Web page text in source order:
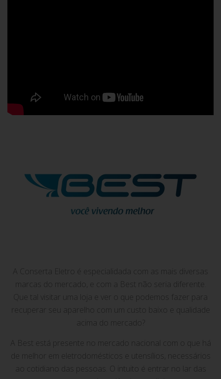
A Conserta Eletro é especialidada com as mais diversas
marcas do mercado, e com a Best não seria diferente.
Que tal visitar uma loja e ver o que podemos fazer para
recuperar seu aparelho com um custo baixo e qualidade
acima do mercado?
A Best está presente no mercado nacional com o que há
de melhor em eletrodomésticos e utensílios, necessários
ao cotidiano das pessoas. O intuito é entrar no lar das